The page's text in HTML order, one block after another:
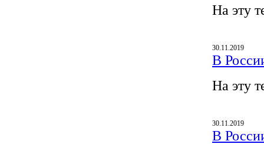
На эту
30.11.2019
В
На эту
30.11.2019
В